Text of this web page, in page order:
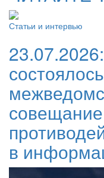
Статьи и интервью
23.07.2026:
состоялось
в